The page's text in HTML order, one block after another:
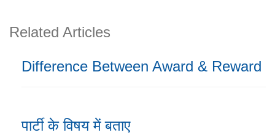
Related Articles
Difference Between Award & Reward
पार्टी के विषय में बताए